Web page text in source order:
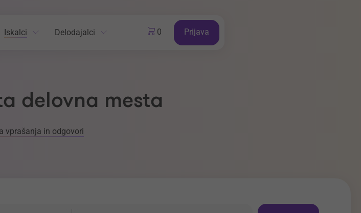
Iskalci Delodajalci 0 Prijava
delovna mesta
vprašanja in odgovori